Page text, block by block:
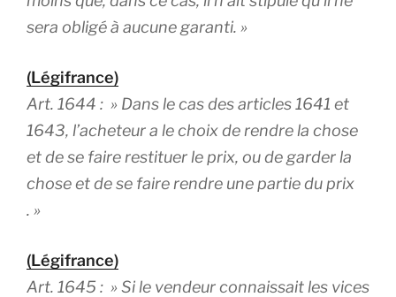
sera obligé à aucune garanti. »
(Légifrance)
Art. 1644 : » Dans le cas des articles 1641 et
1643, l’acheteur a le choix de rendre la chose
et de se faire restituer le prix, ou de garder la
chose et de se faire rendre une partie du prix
. »
(Légifrance)
Art. 1645 : »Si le vendeur connaissait les vices